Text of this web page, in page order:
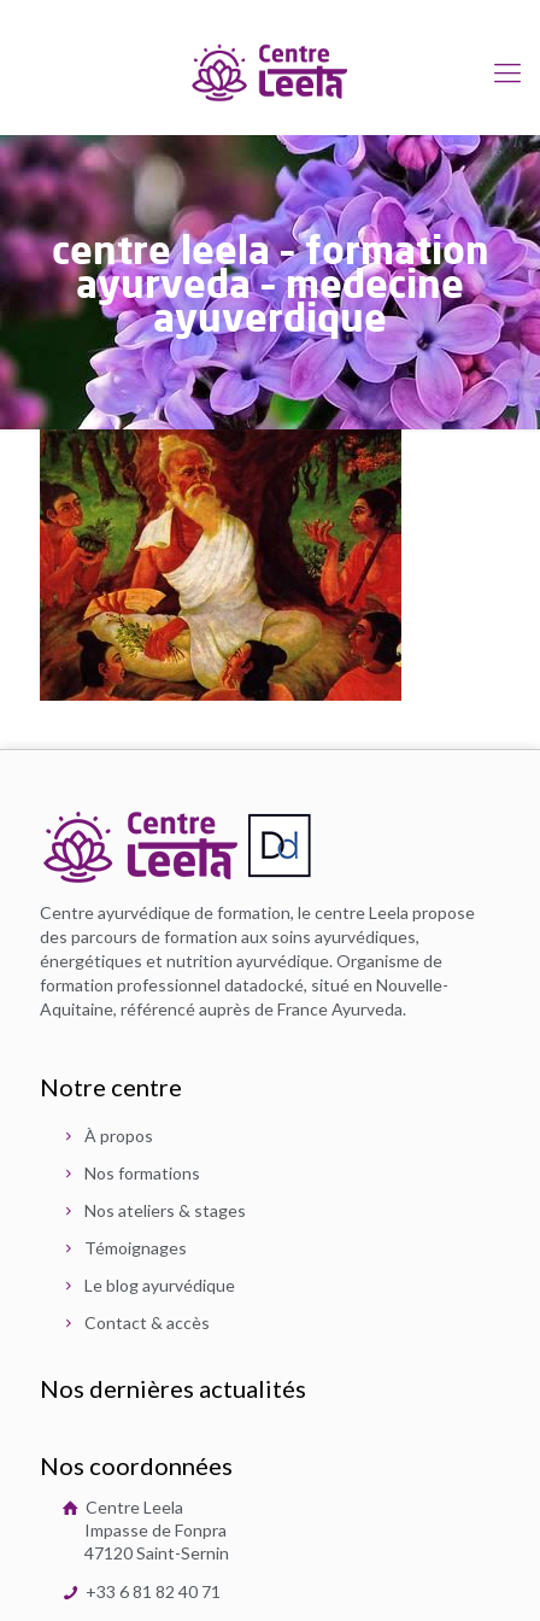
centre leela – formation
ayurveda – medecine
ayuverdique
Centre ayurvédique de formation, le centre Leela propose
des parcours de formation aux soins ayurvédiques,
énergétiques et nutrition ayurvédique. Organisme de
formation professionnel datadocké, situé en Nouvelle-
Aquitaine, référencé auprès de France Ayurveda.
Notre centre
À propos
Nos formations
Nos ateliers & stages
Témoignages
Le blog ayurvédique
Contact & accès
Nos dernières actualités
Nos coordonnées
Centre Leela
Impasse de Fonpra
47120 Saint-Sernin
+33 6 81 82 40 71